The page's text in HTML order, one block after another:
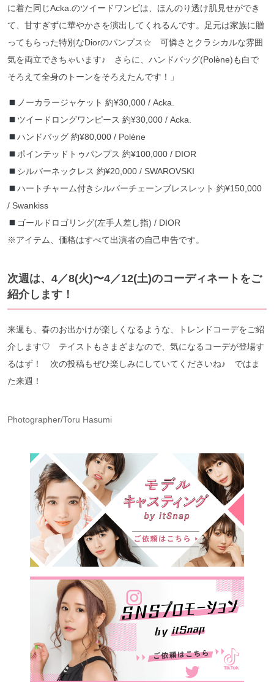
に着た同じAcka.のツイードワンピは、ほんのり透け肌見せができ
て、甘すぎずに華やかさを演出してくれるんです。足元は家族に贈
ってもらった特別なDiorのパンプス☆ 可憐さとクラシカルな雰囲
気を両立できちゃいます♪ さらに、ハンドバッグ(Polène)も白で
そろえて全身のトーンをそろえたんです！」
ノーカラージャケット 約¥30,000 / Acka.
ツイードロングワンピース 約¥30,000 / Acka.
ハンドバッグ 約¥80,000 / Polène
ポインテッドトゥパンプス 約¥100,000 / DIOR
シルバーネックレス 約¥20,000 / SWAROVSKI
ハートチャーム付きシルバーチェーンブレスレット 約¥150,000
/ Swankiss
ゴールドロゴリング(左手人差し指) / DIOR
※アイテム、価格はすべて出演者の自己申告です。
次週は、4／8(火)〜4／12(土)のコーディネートをご
紹介します！
来週も、春のお出かけが楽しくなるような、トレンドコーデをご紹
介します♡ テイストもさまざまなので、気になるコーデが登場す
るはず！ 次の投稿もぜひ楽しみにしていてくださいね♪ ではま
た来週！
Photographer/Toru Hasumi